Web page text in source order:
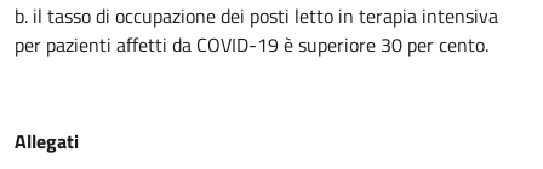
b. il tasso di occupazione dei posti letto in terapia intensiva
per pazienti affetti da COVID-19 è superiore 30 per cento.
Allegati